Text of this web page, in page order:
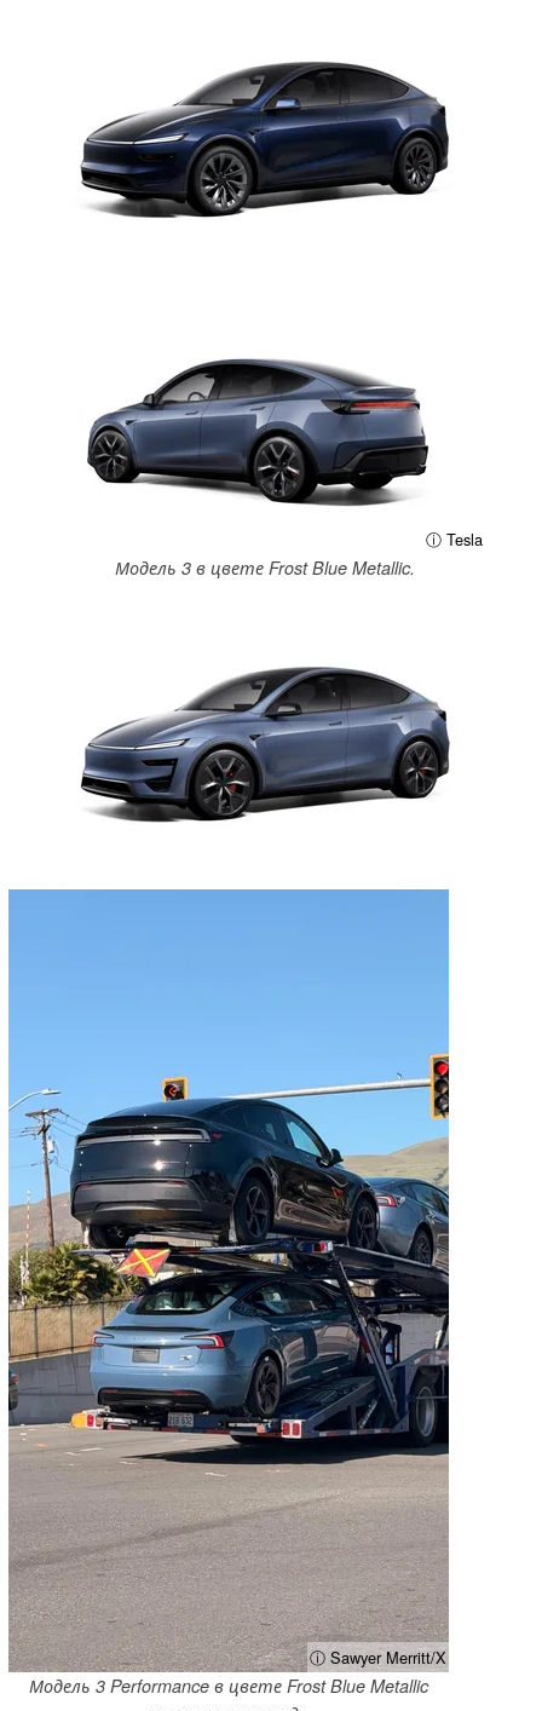
ⓘ Tesla
Модель 3 в цвете Frost Blue Metallic.
ⓘ Sawyer Merritt/X
Модель 3 Performance в цвете Frost Blue Metallic